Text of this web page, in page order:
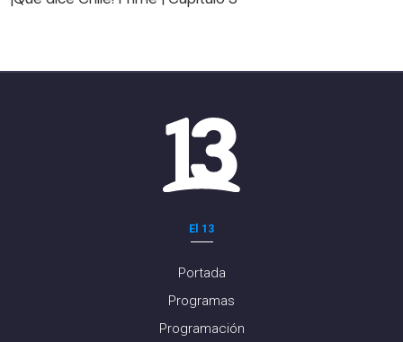
El 13
Portada
Programas
Programación